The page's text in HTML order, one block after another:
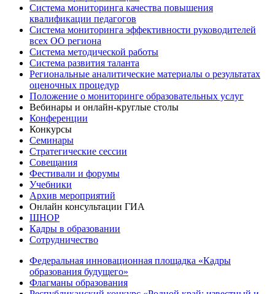
Система мониторинга качества повышения
квалификации педагогов
Система мониторинга эффективности руководителей
всех ОО региона
Система методической работы
Система развития таланта
Региональные аналитические материалы о результатах
оценочных процедур
Положение о мониторинге образовательных услуг
Вебинары и онлайн-круглые столы
Конференции
Конкурсы
Семинары
Стратегические сессии
Совещания
Фестивали и форумы
Учебники
Архив мероприятий
Онлайн консультации ГИА
ШНОР
Кадры в образовании
Сотрудничество
Федеральная инновационная площадка «Кадры
образования будущего»
Флагманы образования